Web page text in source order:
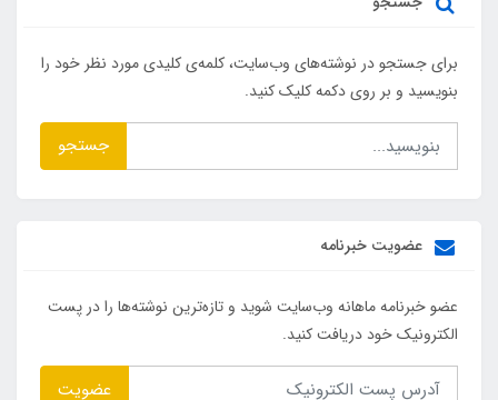
برای جستجو در نوشته‌های وب‌سایت، کلمه‌ی کلیدی مورد نظر خود را
بنویسید و بر روی دکمه کلیک کنید.
جستجو
عضویت خبرنامه
عضو خبرنامه ماهانه وب‌سایت شوید و تازه‌ترین نوشته‌ها را در پست
الکترونیک خود دریافت کنید.
عضویت